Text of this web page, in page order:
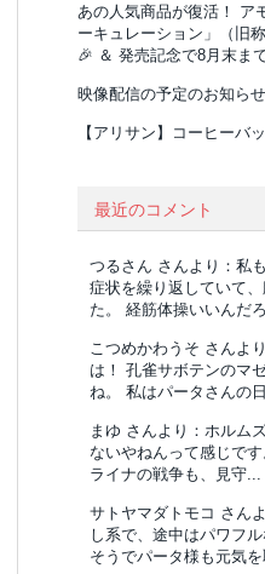
あの人気商品が復活！ ア
ーキュレーション」（旧
🎉 ＆ 発売記念で8月末ま
映像配信の予定のお知らせ
【アリサン】コーヒーバ
最近のコメント
つるさん さんより： 私
症状を繰り返していて
た。 経筋体操いいんだろ
こつめかわうそ さんよ
は！ 孔雀サボテンのマ
ね。 私はパータさんの
まゆ さんより： ホルム
ないやねんって感じで
ライナの戦争も、見守...
サトヤマダトモコ さん
し系で、途中はパワフ
そうでパータ様も元気を